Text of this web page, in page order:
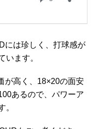
には珍しく、打球感が
います。
が高く、18×20の面安
あるので、パワーア
。